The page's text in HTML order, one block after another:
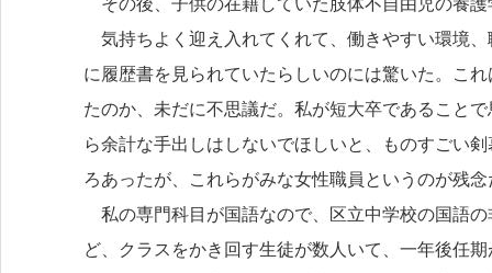
気持ちよく迎え入れてくれて、働きやすい環境
に履歴書を見られていたらしいのには驚いた。こ
たのか、未だに不思議だ。私が短大卒であること
ら余計な手出しはしないでほしいと、ものすごい
ろあったが、これらがみな女性職員というのが残念
私の専門科目が国語なので、区立中学校の国語
ど、クラスをかき回す生徒が数人いて、一年後任